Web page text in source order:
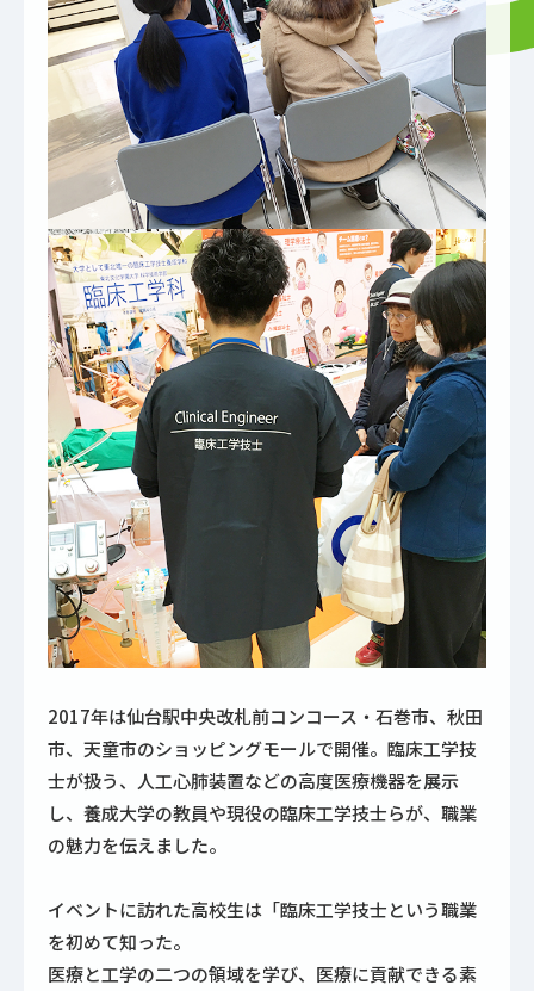
2017年は仙台駅中央改札前コンコース・石巻市、秋田
市、天童市のショッピングモールで開催。臨床工学技
士が扱う、人工心肺装置などの高度医療機器を展示
し、養成大学の教員や現役の臨床工学技士らが、職業
の魅力を伝えました。
イベントに訪れた高校生は「臨床工学技士という職業
を初めて知った。
医療と工学の二つの領域を学び、医療に貢献できる素